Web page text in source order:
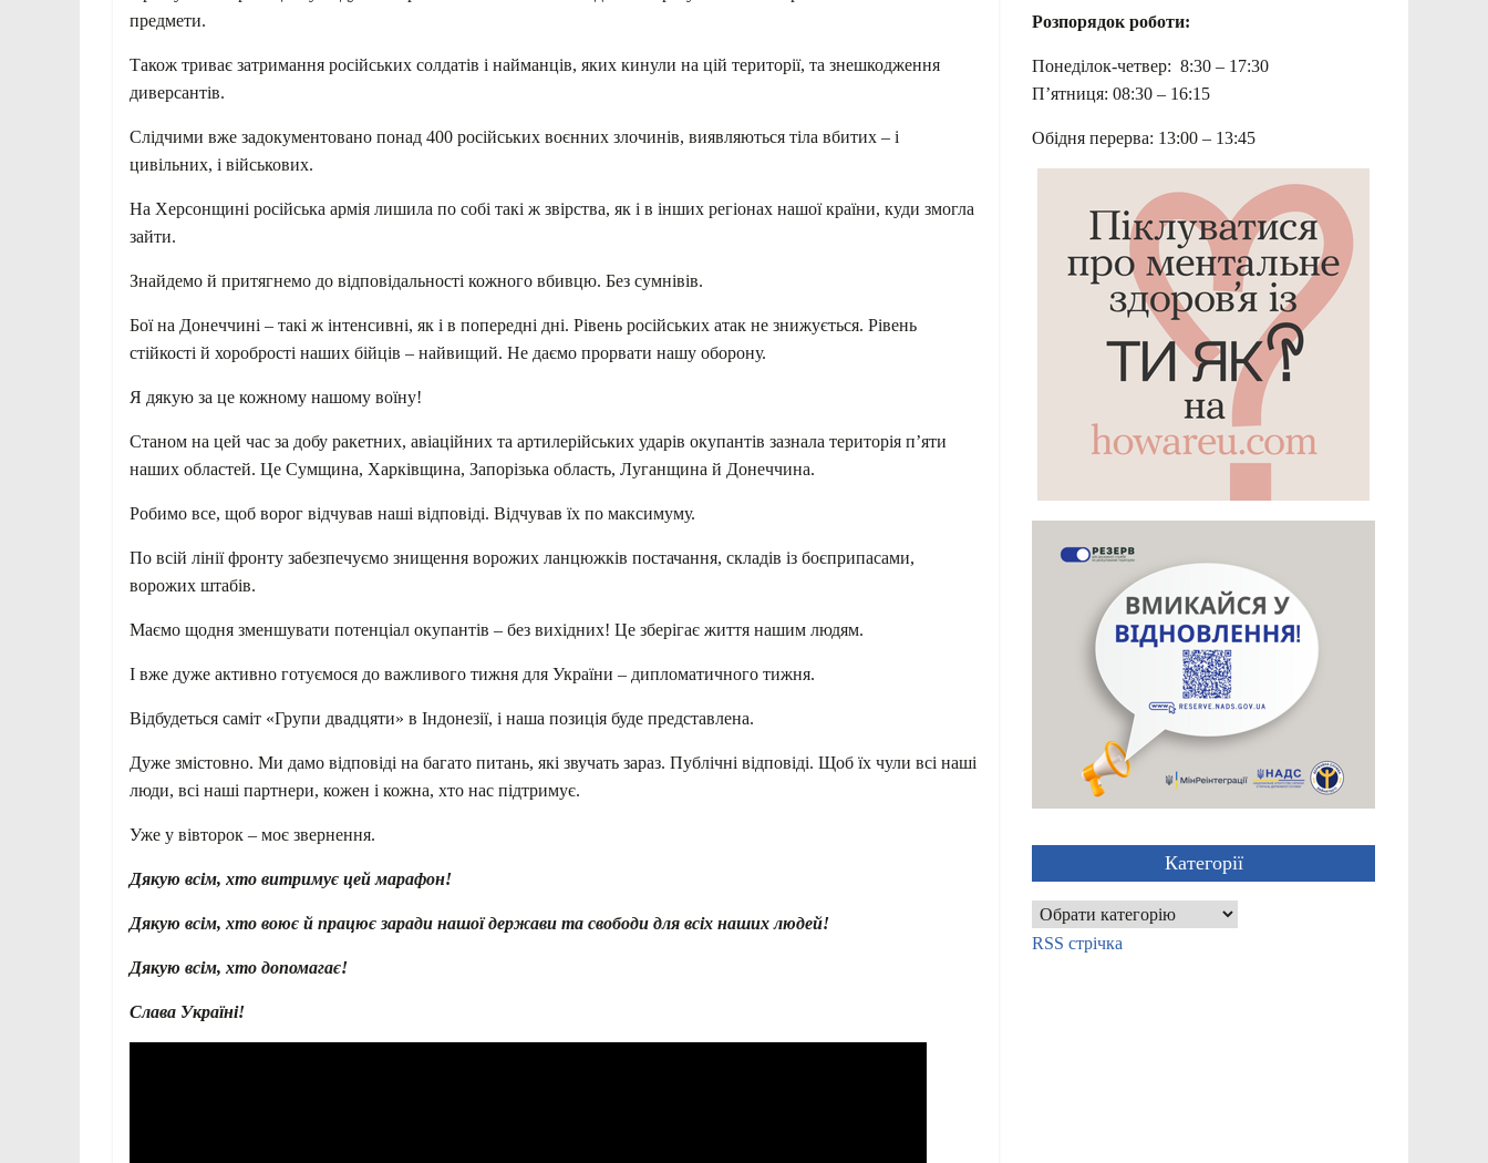
предмети.
Також триває затримання російських солдатів і найманців, яких кинули на цій території, та знешкодження
диверсантів.
Слідчими вже задокументовано понад 400 російських воєнних злочинів, виявляються тіла вбитих – і
цивільних, і військових.
На Херсонщині російська армія лишила по собі такі ж звірства, як і в інших регіонах нашої країни, куди змогла
зайти.
Знайдемо й притягнемо до відповідальності кожного вбивцю. Без сумнівів.
Бої на Донеччині – такі ж інтенсивні, як і в попередні дні. Рівень російських атак не знижується. Рівень
стійкості й хоробрості наших бійців – найвищий. Не даємо прорвати нашу оборону.
Я дякую за це кожному нашому воїну!
Станом на цей час за добу ракетних, авіаційних та артилерійських ударів окупантів зазнала територія пʼяти
наших областей. Це Сумщина, Харківщина, Запорізька область, Луганщина й Донеччина.
Робимо все, щоб ворог відчував наші відповіді. Відчував їх по максимуму.
По всій лінії фронту забезпечуємо знищення ворожих ланцюжків постачання, складів із боєприпасами,
ворожих штабів.
Маємо щодня зменшувати потенціал окупантів – без вихідних! Це зберігає життя нашим людям.
І вже дуже активно готуємося до важливого тижня для України – дипломатичного тижня.
Відбудеться саміт «Групи двадцяти» в Індонезії, і наша позиція буде представлена.
Дуже змістовно. Ми дамо відповіді на багато питань, які звучать зараз. Публічні відповіді. Щоб їх чули всі наші
люди, всі наші партнери, кожен і кожна, хто нас підтримує.
Уже у вівторок – моє звернення.
Дякую всім, хто витримує цей марафон!
Дякую всім, хто воює й працює заради нашої держави та свободи для всіх наших людей!
Дякую всім, хто допомагає!
Слава Україні!
Розпорядок роботи:
Понеділок-четвер: 8:30 – 17:30
П’ятниця: 08:30 – 16:15
Обідня перерва: 13:00 – 13:45
Категорії
Категорії
RSS стрічка